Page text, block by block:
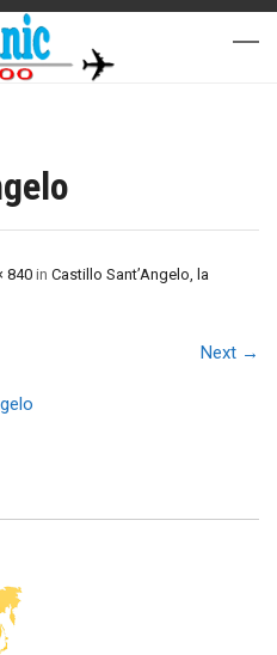
840 in Castillo Sant’Angelo, la
Next →
ASIA